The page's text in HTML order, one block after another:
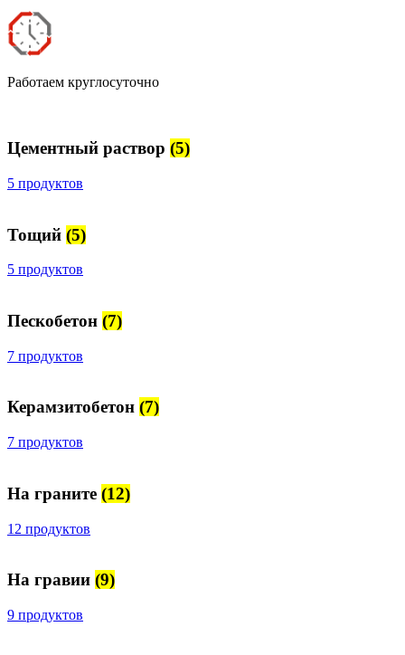
Работаем круглосуточно
Цементный раствор (5)
5 продуктов
Тощий (5)
5 продуктов
Пескобетон (7)
7 продуктов
Керамзитобетон (7)
7 продуктов
На граните (12)
12 продуктов
На гравии (9)
9 продуктов